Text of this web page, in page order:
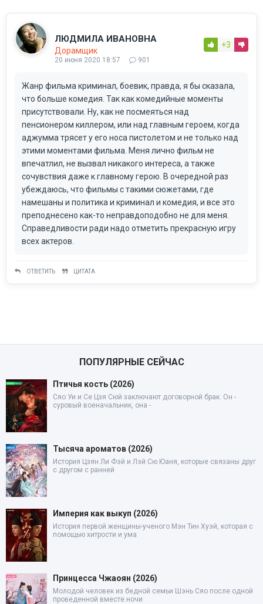
ЛЮДМИЛА ИВАНОВНА
Дорамщик
20 июня 2020 18:57 901
+3
Жанр фильма криминал, боевик, правда, я бы сказала,
что больше комедия. Так как комедийные моменты
присутствовали. Ну, как не посмеяться над
пенсионером киллером, или над главным героем, когда
аджумма трясет у его носа пистолетом и не только над
этими моментами фильма. Меня лично фильм не
впечатлил, не вызвал никакого интереса, а также
сочувствия даже к главному герою. В очередной раз
убеждаюсь, что фильмы с такими сюжетами, где
намешаны и политика и криминал и комедия, и все это
преподнесено как-то неправдоподобно не для меня.
Справедливости ради надо отметить прекрасную игру
всех актеров.
ОТВЕТИТЬ ЦИТАТА
ПОПУЛЯРНЫЕ СЕЙЧАС
Птичья кость (2026)
Сяо Уи и Се Цзя Сюй заключают договорной брак. Он -
суровый военачальник, она -
Тысяча ароматов (2026)
История Цзян Ли Фэй и Лэй Сю Юаня, которые связаны друг
с другом с ранней
Империя как выкуп (2026)
История первой женщины-ученого Мэн Тин Хуэй, которая с
помощью хитрости и ума
Принцесса Чжаоян (2026)
Молодой человек из бедной семьи Шэнь Сяо после одной
проведенной вместе ночи